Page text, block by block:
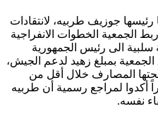
جوزيف طربيه، لانتقادات
الجمعية الخطوات الانفراجية
الى رئيس الجمهورية
بمبلغ زهيد لدعم الجيش،
المصارف خلال أقل من
أكدوا لمراجع رسمية أن طربيه
نفسه.